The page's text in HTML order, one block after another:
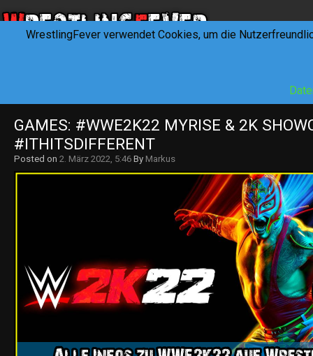
GAMES: #WWE2K22 MYRISE & 2K
#ITHITSDIFFERENT
Posted on 2. März 2022, 5:46 By Markus
WrestlingFever verwendet Cookies, um die